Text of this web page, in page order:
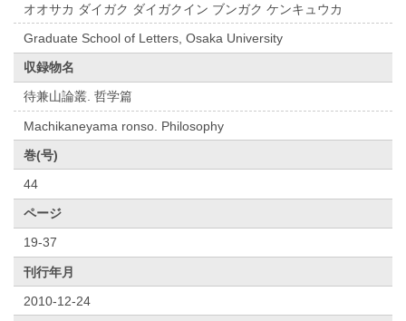
オオサカ ダイガク ダイガクイン ブンガク ケンキュウカ
Graduate School of Letters, Osaka University
収録物名
待兼山論叢. 哲学篇
Machikaneyama ronso. Philosophy
巻(号)
44
ページ
19-37
刊行年月
2010-12-24